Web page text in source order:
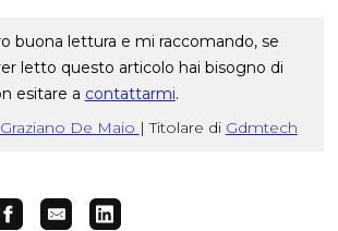
buona lettura e mi raccomando, se
letto questo articolo hai bisogno di
esitare a contattarmi.
Graziano De Maio | Titolare di Gdmtech